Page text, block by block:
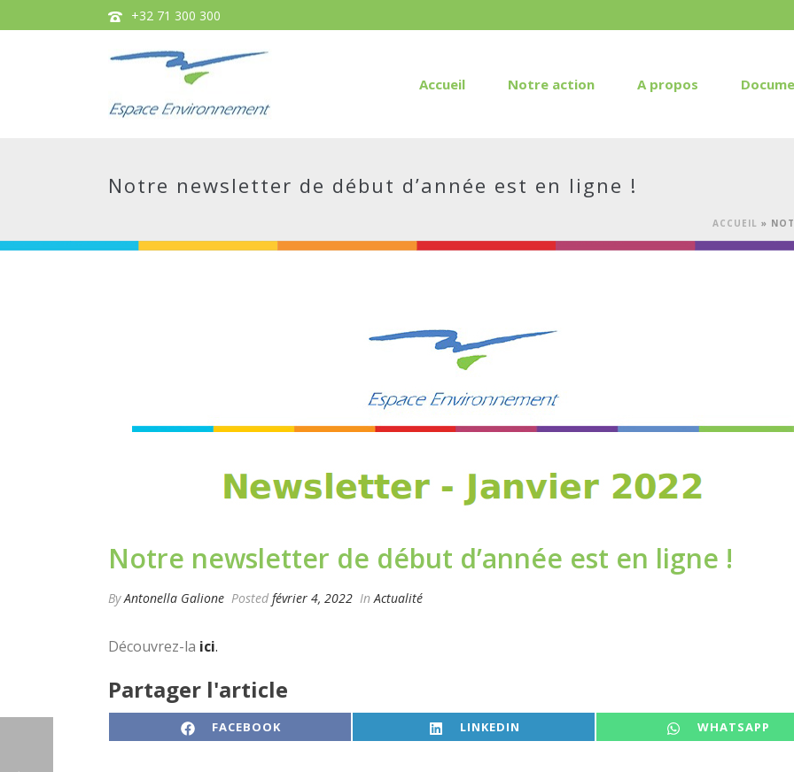
+32 71 300 300
Accueil Notre action A propos
Notre newsletter de début d’année est en ligne !
ACCUEIL »
Notre newsletter de début d’année est en ligne !
ByAntonella Galione Posted février 4, 2022 InActualité
Découvrez-la ici.
Partager l'article
SHARE ON
FACEBOOK SHARE ON
LINKEDIN SHARE ON
WHATSAPP